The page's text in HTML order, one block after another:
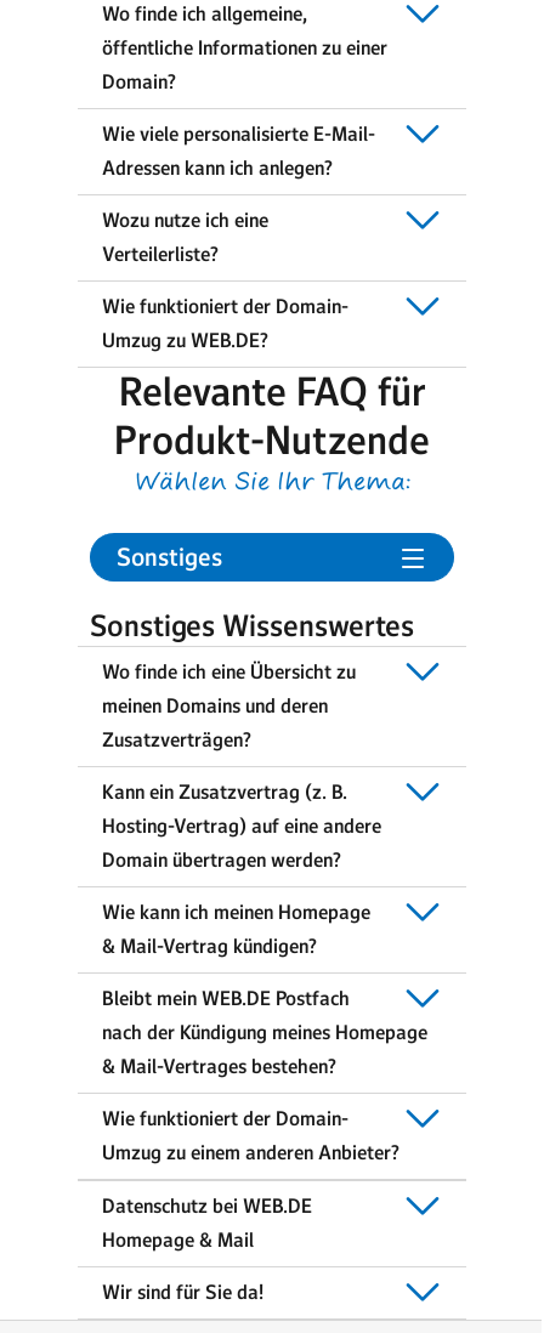
Wo finde ich allgemeine,
öffentliche Informationen zu einer
Domain?
Wie viele personalisierte E-Mail-
Adressen kann ich anlegen?
Wozu nutze ich eine
Verteilerliste?
Wie funktioniert der Domain-
Umzug zu WEB.DE?
Relevante FAQ für
Produkt-Nutzende
Wählen Sie Ihr Thema:
Sonstiges
Sonstiges Wissenswertes
Wo finde ich eine Übersicht zu
meinen Domains und deren
Zusatzverträgen?
Kann ein Zusatzvertrag (z. B.
Hosting-Vertrag) auf eine andere
Domain übertragen werden?
Wie kann ich meinen Homepage
& Mail-Vertrag kündigen?
Bleibt mein WEB.DE Postfach
nach der Kündigung meines Homepage
& Mail-Vertrages bestehen?
Wie funktioniert der Domain-
Umzug zu einem anderen Anbieter?
Datenschutz bei WEB.DE
Homepage & Mail
Wir sind für Sie da!